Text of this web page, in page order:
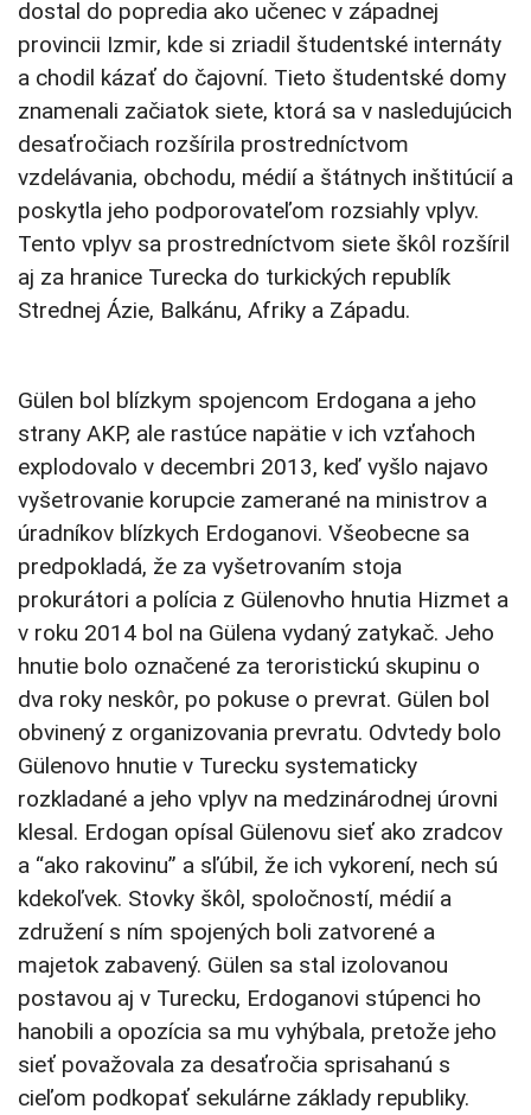
dostal do popredia ako učenec v západnej
provincii Izmir, kde si zriadil študentské internáty
a chodil kázať do čajovní. Tieto študentské domy
znamenali začiatok siete, ktorá sa v nasledujúcich
desaťročiach rozšírila prostredníctvom
vzdelávania, obchodu, médií a štátnych inštitúcií a
poskytla jeho podporovateľom rozsiahly vplyv.
Tento vplyv sa prostredníctvom siete škôl rozšíril
aj za hranice Turecka do turkických republík
Strednej Ázie, Balkánu, Afriky a Západu.
Gülen bol blízkym spojencom Erdogana a jeho
strany AKP, ale rastúce napätie v ich vzťahoch
explodovalo v decembri 2013, keď vyšlo najavo
vyšetrovanie korupcie zamerané na ministrov a
úradníkov blízkych Erdoganovi. Všeobecne sa
predpokladá, že za vyšetrovaním stoja
prokurátori a polícia z Gülenovho hnutia Hizmet a
v roku 2014 bol na Gülena vydaný zatykač. Jeho
hnutie bolo označené za teroristickú skupinu o
dva roky neskôr, po pokuse o prevrat. Gülen bol
obvinený z organizovania prevratu. Odvtedy bolo
Gülenovo hnutie v Turecku systematicky
rozkladané a jeho vplyv na medzinárodnej úrovni
klesal. Erdogan opísal Gülenovu sieť ako zradcov
a “ako rakovinu” a sľúbil, že ich vykorení, nech sú
kdekoľvek. Stovky škôl, spoločností, médií a
združení s ním spojených boli zatvorené a
majetok zabavený. Gülen sa stal izolovanou
postavou aj v Turecku, Erdoganovi stúpenci ho
hanobili a opozícia sa mu vyhýbala, pretože jeho
sieť považovala za desaťročia sprisahanú s
cieľom podkopať sekulárne základy republiky.